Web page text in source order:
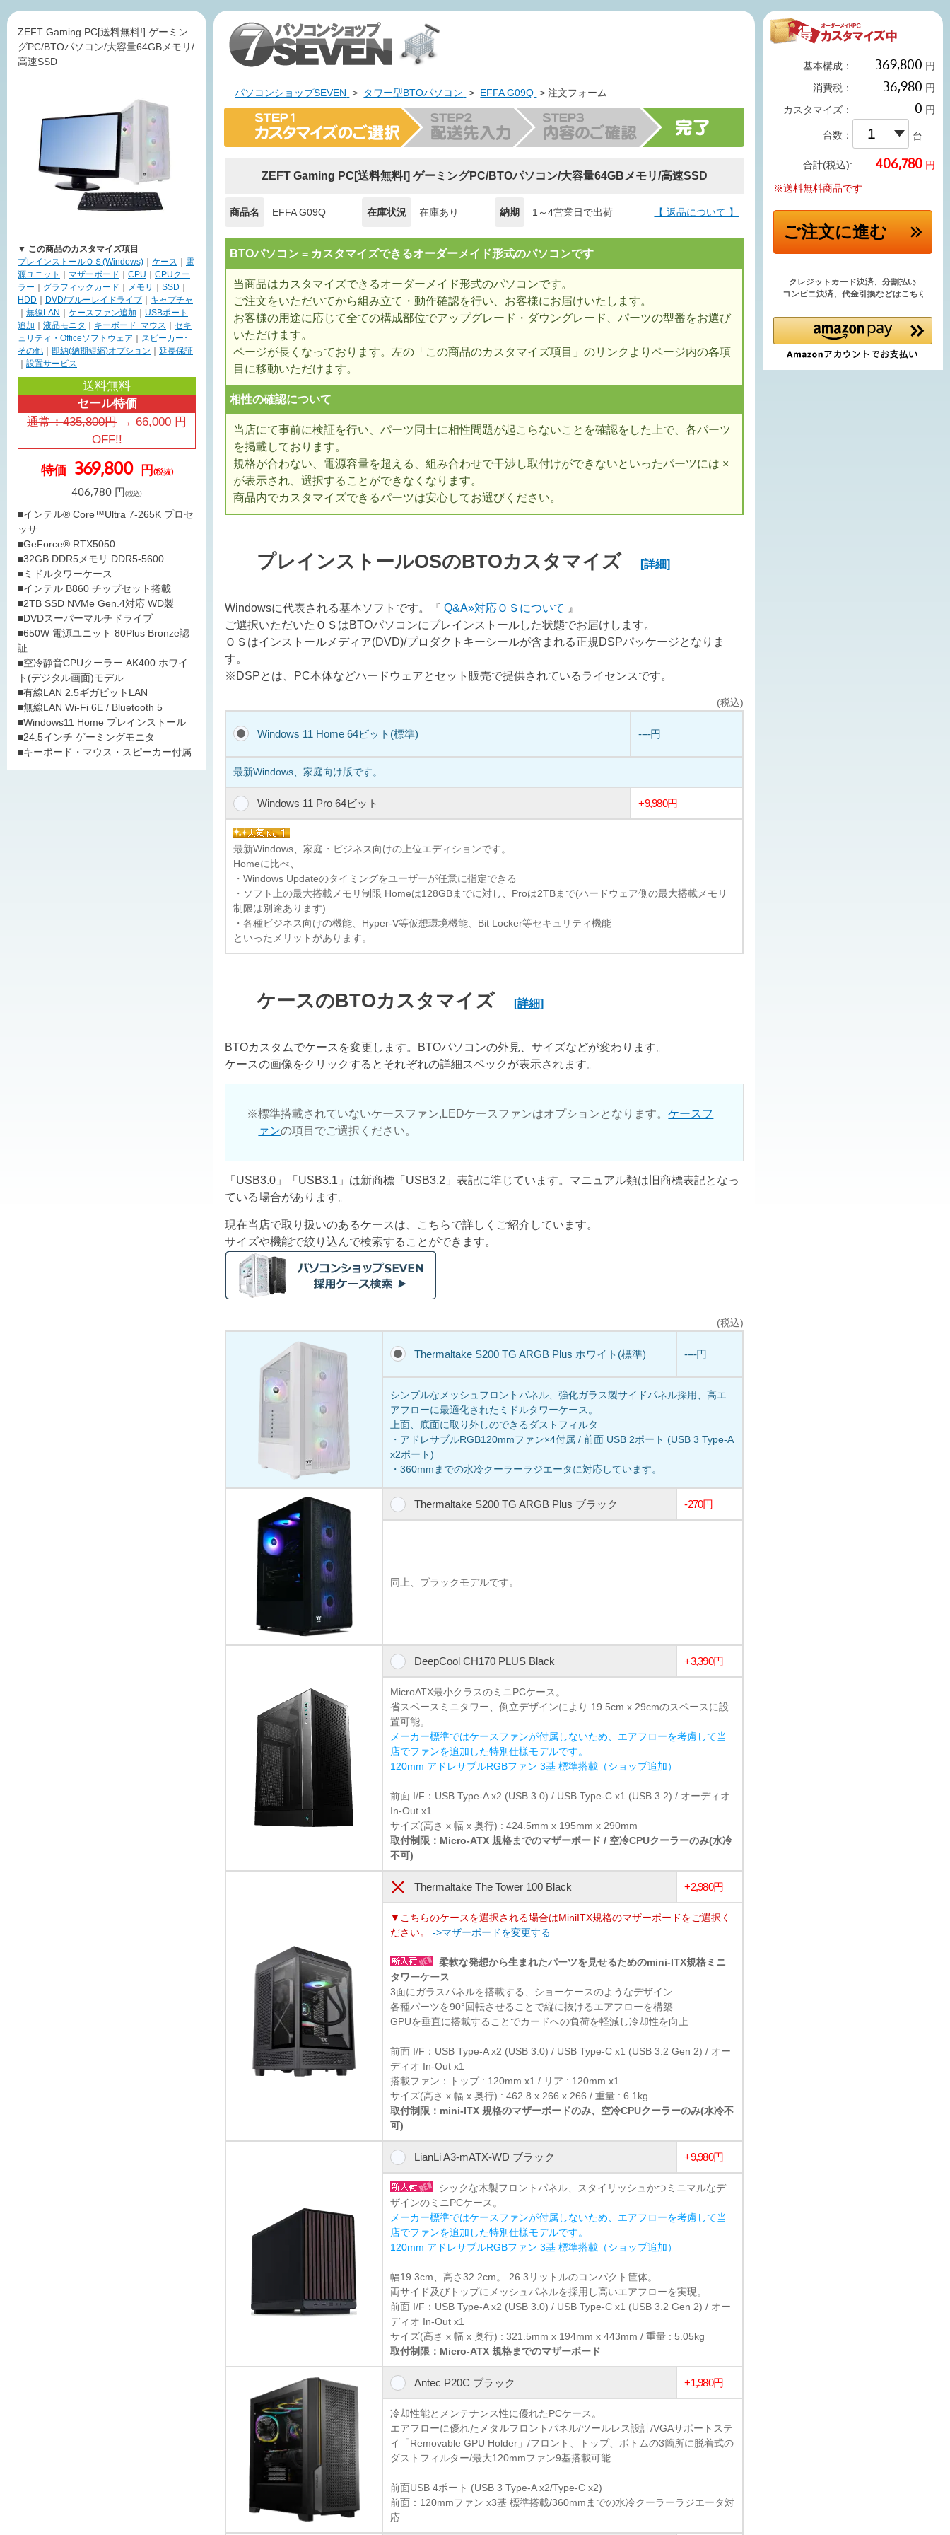
ZEFT Gaming PC[送料無料!] ゲーミン
グPC/BTOパソコン/大容量64GBメモリ/
高速SSD
▼ この商品のカスタマイズ項目
プレインストールＯＳ(Windows)
ケース
電
源ユニット
マザーボード CPU
CPUクー
ラー
グラフィックカード メモリ SSD
HDD
DVD/ブルーレイドライブ
キャプチャ
無線LAN ケースファン追加
USBポート
追加
液晶モニタ キーボード･マウス
セキ
ュリティ・Officeソフトウェア
スピーカー･
その他
即納(納期短縮)オプション
延長保証
設置サービス
送料無料
セール特価
通常：435,800円 →66,000 円
OFF!!
特価 369,800 円(税抜)
406,780 円(税込)
■インテル® Core™Ultra 7-265K プロセ
ッサ
■GeForce® RTX5050
■32GB DDR5メモリ DDR5-5600
■ミドルタワーケース
■インテル B860 チップセット搭載
■2TB SSD NVMe Gen.4対応 WD製
■DVDスーパーマルチドライブ
■650W 電源ユニット 80Plus Bronze認
証
■空冷静音CPUクーラー AK400 ホワイ
ト(デジタル画面)モデル
■有線LAN 2.5ギガビットLAN
■無線LAN Wi-Fi 6E / Bluetooth 5
■Windows11 Home プレインストール
■24.5インチ ゲーミングモニタ
■キーボード・マウス・スピーカー付属
パソコンショップSEVEN > タワー型BTOパソコン > EFFA G09Q > 注文フォーム
ZEFT Gaming PC[送料無料!] ゲーミングPC/BTOパソコン/大容量64GBメモリ/高速SSD
商品名 EFFA G09Q 在庫状況 在庫あり 納期 1～4営業日で出荷 【 返品について 】
BTOパソコン = カスタマイズできるオーダーメイド形式のパソコンです
当商品はカスタマイズできるオーダーメイド形式のパソコンです。
ご注文をいただいてから組み立て・動作確認を行い、お客様にお届けいたします。
お客様の用途に応じて全ての構成部位でアップグレード・ダウングレード、パーツの型番をお選び
いただけます。
ページが長くなっております。左の「この商品のカスタマイズ項目」のリンクよりページ内の各項
目に移動いただけます。
相性の確認について
当店にて事前に検証を行い、パーツ同士に相性問題が起こらないことを確認をした上で、各パーツ
を掲載しております。
規格が合わない、電源容量を超える、組み合わせで干渉し取付けができないといったパーツには ×
が表示され、選択することができなくなります。
商品内でカスタマイズできるパーツは安心してお選びください。
プレインストールOSのBTOカスタマイズ[詳細]
Windowsに代表される基本ソフトです。『Q&A»対応ＯＳについて 』
ご選択いただいたＯＳはBTOパソコンにプレインストールした状態でお届けします。
ＯＳはインストールメディア(DVD)/プロダクトキーシールが含まれる正規DSPパッケージとなりま
す。
※DSPとは、PC本体などハードウェアとセット販売で提供されているライセンスです。
(税込)
Windows 11 Home 64ビット(標準) ----円
最新Windows、家庭向け版です。
Windows 11 Pro 64ビット +9,980円
最新Windows、家庭・ビジネス向けの上位エディションです。
Homeに比べ、
・Windows Updateのタイミングをユーザーが任意に指定できる
・ソフト上の最大搭載メモリ制限 Homeは128GBまでに対し、Proは2TBまで(ハードウェア側の最大搭載メモリ
制限は別途あります)
・各種ビジネス向けの機能、Hyper-V等仮想環境機能、Bit Locker等セキュリティ機能
といったメリットがあります。
ケースのBTOカスタマイズ[詳細]
BTOカスタムでケースを変更します。BTOパソコンの外見、サイズなどが変わります。
ケースの画像をクリックするとそれぞれの詳細スペックが表示されます。
標準搭載されていないケースファン,LEDケースファンはオプションとなります。ケースフ
ァンの項目でご選択ください。
「USB3.0」「USB3.1」は新商標「USB3.2」表記に準じています。マニュアル類は旧商標表記となっ
ている場合があります。
現在当店で取り扱いのあるケースは、こちらで詳しくご紹介しています。
サイズや機能で絞り込んで検索することができます。
(税込)
Thermaltake S200 TG ARGB Plus ホワイト(標準) ----円
シンプルなメッシュフロントパネル、強化ガラス製サイドパネル採用、高エ
アフローに最適化されたミドルタワーケース。
上面、底面に取り外しのできるダストフィルタ
・アドレサブルRGB120mmファン×4付属 / 前面 USB 2ポート (USB 3 Type-A
x2ポート)
・360mmまでの水冷クーラーラジエータに対応しています。
Thermaltake S200 TG ARGB Plus ブラック -270円
同上、ブラックモデルです。
DeepCool CH170 PLUS Black +3,390円
MicroATX最小クラスのミニPCケース。
省スペースミニタワー、倒立デザインにより 19.5cm x 29cmのスペースに設
置可能。
メーカー標準ではケースファンが付属しないため、エアフローを考慮して当
店でファンを追加した特別仕様モデルです。
120mm アドレサブルRGBファン 3基 標準搭載（ショップ追加）
前面 I/F：USB Type-A x2 (USB 3.0) / USB Type-C x1 (USB 3.2) / オーディオ
In-Out x1
サイズ(高さ x 幅 x 奥行) : 424.5mm x 195mm x 290mm
取付制限：Micro-ATX 規格までのマザーボード / 空冷CPUクーラーのみ(水冷
不可)
Thermaltake The Tower 100 Black +2,980円
▼こちらのケースを選択される場合はMiniITX規格のマザーボードをご選択く
ださい。->マザーボードを変更する
柔軟な発想から生まれたパーツを見せるためのmini-ITX規格ミニ
タワーケース
3面にガラスパネルを搭載する、ショーケースのようなデザイン
各種パーツを90°回転させることで縦に抜けるエアフローを構築
GPUを垂直に搭載することでカードへの負荷を軽減し冷却性を向上
前面 I/F：USB Type-A x2 (USB 3.0) / USB Type-C x1 (USB 3.2 Gen 2) / オー
ディオ In-Out x1
搭載ファン：トップ : 120mm x1 / リア : 120mm x1
サイズ(高さ x 幅 x 奥行) : 462.8 x 266 x 266 / 重量 : 6.1kg
取付制限：mini-ITX 規格のマザーボードのみ、空冷CPUクーラーのみ(水冷不
可)
LianLi A3-mATX-WD ブラック +9,980円
シックな木製フロントパネル、スタイリッシュかつミニマルなデ
ザインのミニPCケース。
メーカー標準ではケースファンが付属しないため、エアフローを考慮して当
店でファンを追加した特別仕様モデルです。
120mm アドレサブルRGBファン 3基 標準搭載（ショップ追加）
幅19.3cm、高さ32.2cm。 26.3リットルのコンパクト筐体。
両サイド及びトップにメッシュパネルを採用し高いエアフローを実現。
前面 I/F：USB Type-A x2 (USB 3.0) / USB Type-C x1 (USB 3.2 Gen 2) / オー
ディオ In-Out x1
サイズ(高さ x 幅 x 奥行) : 321.5mm x 194mm x 443mm / 重量 : 5.05kg
取付制限：Micro-ATX 規格までのマザーボード
Antec P20C ブラック +1,980円
冷却性能とメンテナンス性に優れたPCケース。
エアフローに優れたメタルフロントパネル/ツールレス設計/VGAサポートステ
イ「Removable GPU Holder」/フロント、トップ、ボトムの3箇所に脱着式の
ダストフィルター/最大120mmファン9基搭載可能
前面USB 4ポート (USB 3 Type-A x2/Type-C x2)
前面：120mmファン x3基 標準搭載/360mmまでの水冷クーラーラジエータ対
応
基本構成：
円
消費税：
円
カスタマイズ：
円
台数： 台
合計(税込): 円
※送料無料商品です
ご注文に進む